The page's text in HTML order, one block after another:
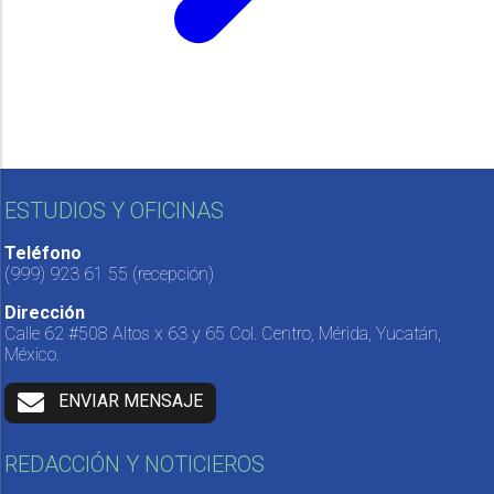
ESTUDIOS Y OFICINAS
Teléfono
(999) 923 61 55 (recepción)
Dirección
Calle 62 #508 Altos x 63 y 65 Col. Centro, Mérida, Yucatán,
México.
ENVIAR MENSAJE
REDACCIÓN Y NOTICIEROS